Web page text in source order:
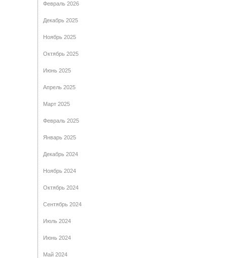
Февраль 2026
Декабрь 2025
Ноябрь 2025
Октябрь 2025
Июнь 2025
Апрель 2025
Март 2025
Февраль 2025
Январь 2025
Декабрь 2024
Ноябрь 2024
Октябрь 2024
Сентябрь 2024
Июль 2024
Июнь 2024
Май 2024